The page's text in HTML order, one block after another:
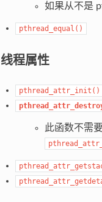
如果从不是
pthread_equal()
线程属性
pthread_attr_init()
此函数不需